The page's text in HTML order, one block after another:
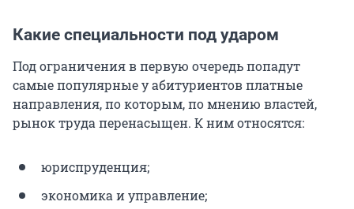
Какие специальности под ударом
Под ограничения в первую очередь попадут
самые популярные у абитуриентов платные
направления, по которым, по мнению властей,
рынок труда перенасыщен. К ним относятся:
юриспруденция;
экономика и управление;